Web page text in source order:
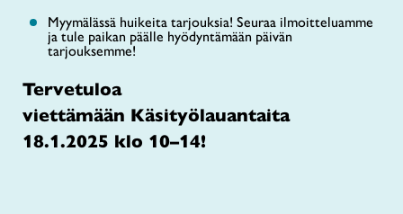
Myymälässä huikeita tarjouksia! Seuraa ilmoitteluamme
ja tule paikan päälle hyödyntämään päivän
tarjouksemme!
Tervetuloa
viettämään Käsityölauantaita
18.1.2025 klo 10–14!